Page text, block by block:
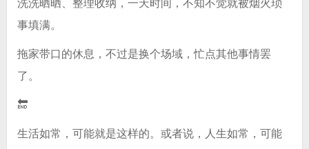
洗洗晒晒、整理收纳，一天时间，不知不觉就被烟火琐
事填满。
拖家带口的休息，不过是换个场域，忙点其他事情罢
了。
🔚
生活如常，可能就是这样的。或者说，人生如常，可能